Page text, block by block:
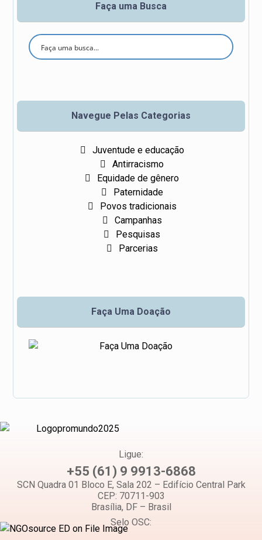
Faça uma Busca
Navegue Pelas Categorias
Juventude e educação
Antirracismo
Equidade de gênero
Paternidade
Povos tradicionais
Campanhas
Pesquisas
Parcerias
Faça Uma Doação
Ligue:
+55 (61) 9 9913-6868
SCN Quadra 01 Bloco E, Sala 202 – Edifício Central Park
CEP: 70711-903
Brasília, DF – Brasil
Selo OSC: